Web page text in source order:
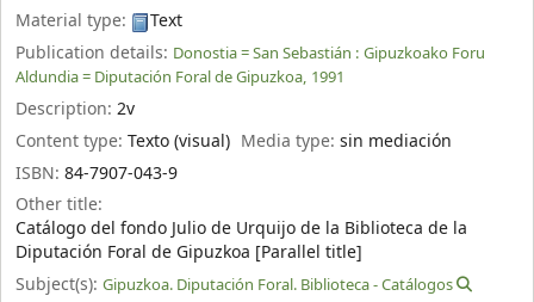
Material type:
Text
Publication details: Donostia = San Sebastián : Gipuzkoako Foru
Aldundia = Diputación Foral de Gipuzkoa, 1991
Description: 2v
Content type: Texto (visual) Media type:sin mediación
ISBN: 84-7907-043-9
Other title:
Catálogo del fondo Julio de Urquijo de la Biblioteca de la
Diputación Foral de Gipuzkoa [Parallel title]
Subject(s): Gipuzkoa. Diputación Foral. Biblioteca - Catálogos